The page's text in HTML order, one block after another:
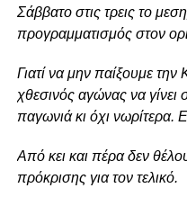
Σάββατο στις τρεις το
προγραμματισμός στον
Γιατί να μην παίξουμε
χθεσινός αγώνας να
παγωνιά κι όχι νωρίτερα.
Από κει και πέρα δεν
πρόκρισης για τον τελικό.